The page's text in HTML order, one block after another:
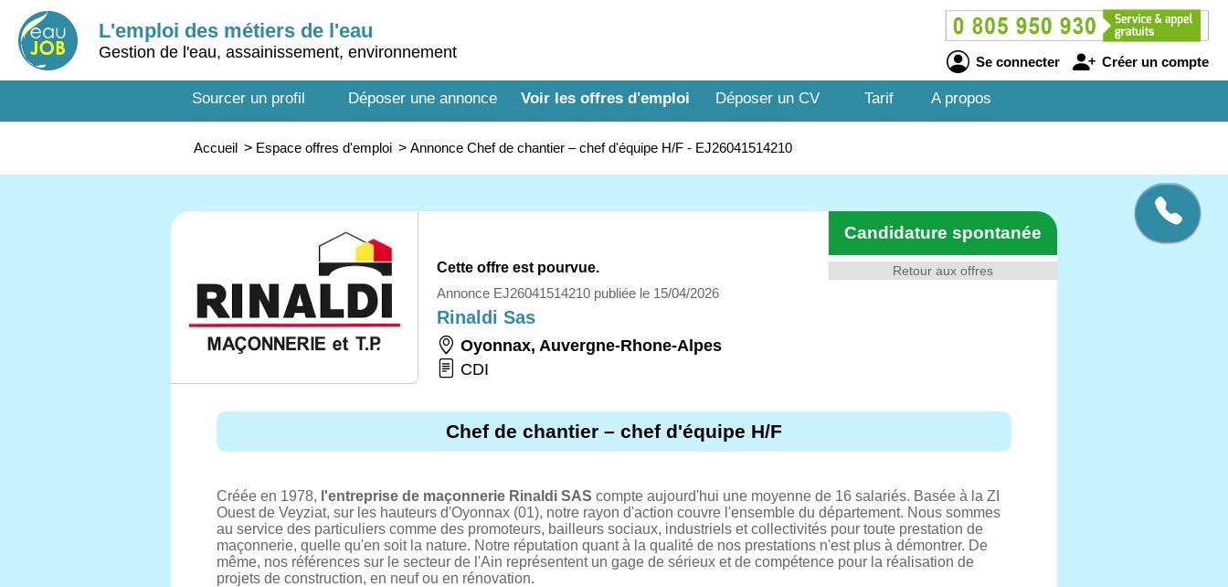
L'emploi des métiers de l'eau
Gestion de l'eau, assainissement, environnement
Se connecter Créer un compte
Sourcer un profil Déposer une annonce Voir les offres d'emploi Déposer un CV Tarif A propos
Accueil > Espace offres d'emploi > Annonce Chef de chantier – chef d'équipe H/F - EJ26041514210
Retour aux offres
Candidature spontanée
Cette offre est pourvue.
Annonce EJ26041514210 publiée le 15/04/2026
Rinaldi Sas
Oyonnax, Auvergne-Rhone-Alpes
CDI
Chef de chantier – chef d'équipe H/F
Créée en 1978, l'entreprise de maçonnerie Rinaldi SAS compte aujourd'hui une moyenne de 16 salariés. Basée à la ZI
Ouest de Veyziat, sur les hauteurs d'Oyonnax (01), notre rayon d'action couvre l'ensemble du département. Nous sommes
au service des particuliers comme des promoteurs, bailleurs sociaux, industriels et collectivités pour toute prestation de
maçonnerie, quelle qu'en soit la nature. Notre réputation quant à la qualité de nos prestations n'est plus à démontrer. De
même, nos références sur le secteur de l'Ain représentent un gage de sérieux et de compétence pour la réalisation de
projets de construction, en neuf ou en rénovation.